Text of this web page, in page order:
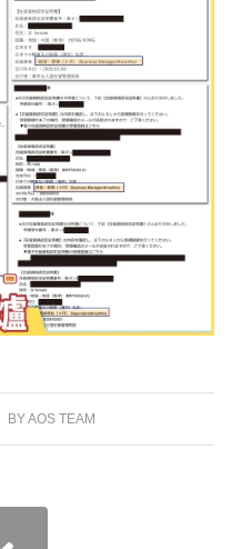
BYAOS TEAM